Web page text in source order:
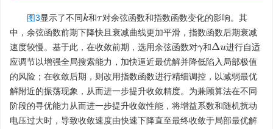
图3显示了不同k和τ 对余弦函数和指数函数变化的影响。其
中，余弦函数前期下降快且衰减曲线更加平滑，指数函数后期衰减
速度较慢。基于此，在收敛前期，选用余弦函数对γ和Δu 进行自适
应调节以增强全局搜索能力，加快逼近最优解并降低陷入局部极值
的风险；在收敛后期，则改用指数函数进行精细调控，以减弱最优
解附近的振荡现象，从而进一步提升收敛精度。为兼顾算法在不同
阶段的寻优能力从而进一步提升收敛性能，将增益系数和随机扰动
电压过大时，导致收敛速度由快速下降直至最终收敛于局部最优解